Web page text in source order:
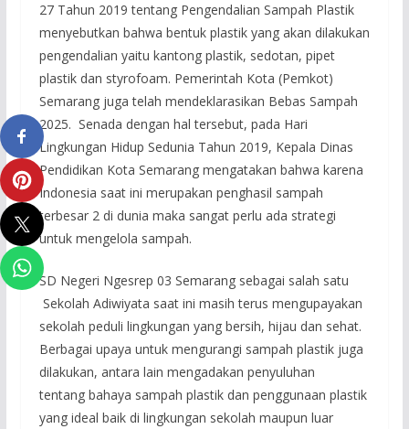
27 Tahun 2019 tentang Pengendalian Sampah Plastik
menyebutkan bahwa bentuk plastik yang akan dilakukan
pengendalian yaitu kantong plastik, sedotan, pipet
plastik dan styrofoam. Pemerintah Kota (Pemkot)
Semarang juga telah mendeklarasikan Bebas Sampah
2025. Senada dengan hal tersebut, pada Hari
Lingkungan Hidup Sedunia Tahun 2019, Kepala Dinas
Pendidikan Kota Semarang mengatakan bahwa karena
Indonesia saat ini merupakan penghasil sampah
terbesar 2 di dunia maka sangat perlu ada strategi
untuk mengelola sampah.
SD Negeri Ngesrep 03 Semarang sebagai salah satu
Sekolah Adiwiyata saat ini masih terus mengupayakan
sekolah peduli lingkungan yang bersih, hijau dan sehat.
Berbagai upaya untuk mengurangi sampah plastik juga
dilakukan, antara lain mengadakan penyuluhan
tentang bahaya sampah plastik dan penggunaan plastik
yang ideal baik di lingkungan sekolah maupun luar